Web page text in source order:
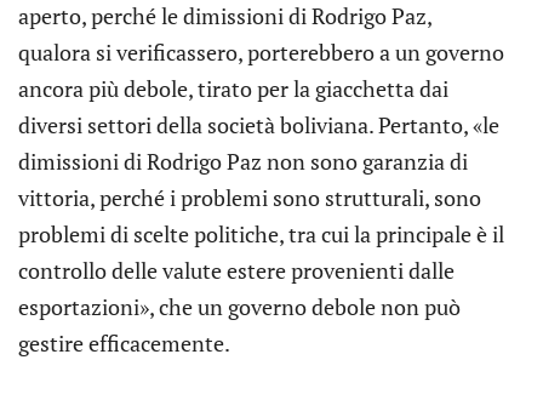
aperto, perché le dimissioni di Rodrigo Paz,
qualora si verificassero, porterebbero a un governo
ancora più debole, tirato per la giacchetta dai
diversi settori della società boliviana. Pertanto, «le
dimissioni di Rodrigo Paz non sono garanzia di
vittoria, perché i problemi sono strutturali, sono
problemi di scelte politiche, tra cui la principale è il
controllo delle valute estere provenienti dalle
esportazioni», che un governo debole non può
gestire efficacemente.